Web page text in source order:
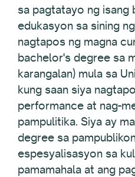
sa pagtatayo ng isang
edukasyon sa sining
nagtapos ng magna
bachelor's degree sa
karangalan) mula sa
kung saan siya
performance at nag-
pampulitika. Siya ay
degree sa
espesyalisasyon sa
pamamahala at ang